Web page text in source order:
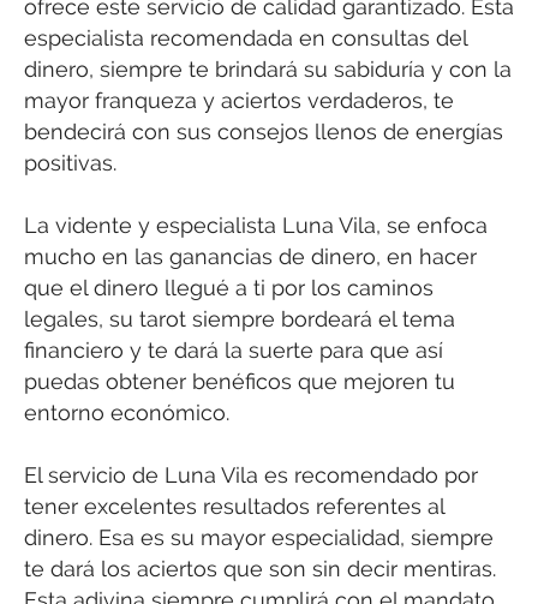
ofrece este servicio de calidad garantizado. Esta
especialista recomendada en consultas del
dinero, siempre te brindará su sabiduría y con la
mayor franqueza y aciertos verdaderos, te
bendecirá con sus consejos llenos de energías
positivas.
La vidente y especialista Luna Vila, se enfoca
mucho en las ganancias de dinero, en hacer
que el dinero llegué a ti por los caminos
legales, su tarot siempre bordeará el tema
financiero y te dará la suerte para que así
puedas obtener benéficos que mejoren tu
entorno económico.
El servicio de Luna Vila es recomendado por
tener excelentes resultados referentes al
dinero. Esa es su mayor especialidad, siempre
te dará los aciertos que son sin decir mentiras.